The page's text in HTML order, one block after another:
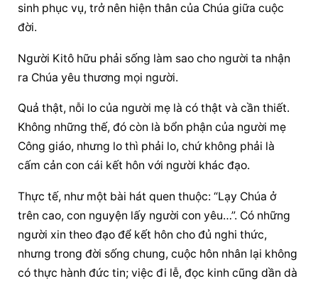
sinh phục vụ, trở nên hiện thân của Chúa giữa cuộc
đời.
Người Kitô hữu phải sống làm sao cho người ta nhận
ra Chúa yêu thương mọi người.
Quả thật, nỗi lo của người mẹ là có thật và cần thiết.
Không những thế, đó còn là bổn phận của người mẹ
Công giáo, nhưng lo thì phải lo, chứ không phải là
cấm cản con cái kết hôn với người khác đạo.
Thực tế, như một bài hát quen thuộc: “Lạy Chúa ở
trên cao, con nguyện lấy người con yêu…”. Có những
người xin theo đạo để kết hôn cho đủ nghi thức,
nhưng trong đời sống chung, cuộc hôn nhân lại không
có thực hành đức tin; việc đi lễ, đọc kinh cũng dần dà